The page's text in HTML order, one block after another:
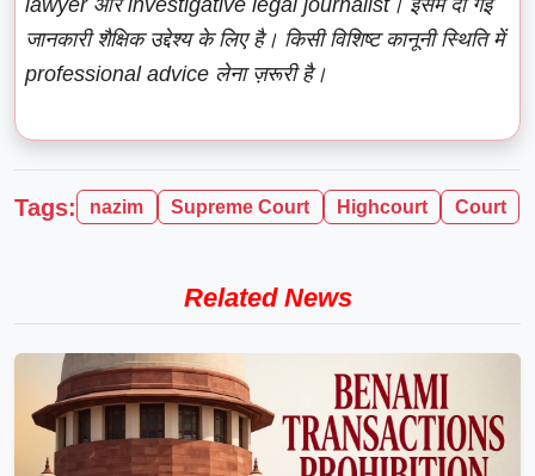
जानकारी शैक्षिक उद्देश्य के लिए है। किसी विशिष्ट कानूनी स्थिति में
professional advice लेना ज़रूरी है।
Tags: nazim Supreme Court Highcourt Court
Related News